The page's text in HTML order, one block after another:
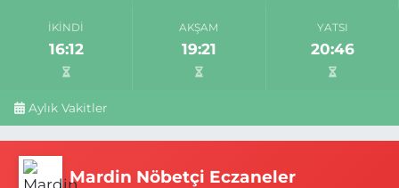
İKINDI
16:12
AKŞAM
19:21
YATSI
20:46
Aylık Vakitler
Mardin Nöbetçi Eczaneler